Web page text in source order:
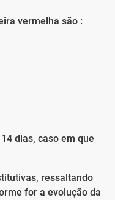
vermelha são :
dias, caso em que
ressaltando
for a evolução da